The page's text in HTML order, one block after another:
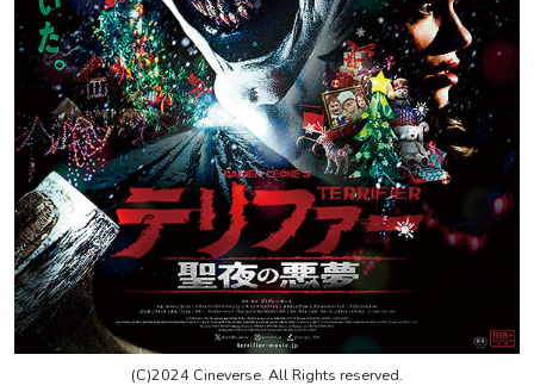
(C)2024 Cineverse. All Rights reserved.